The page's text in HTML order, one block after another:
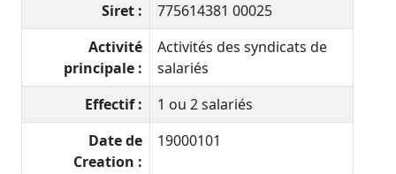
Siret :
775614381 00025
Activité
principale :
Activités des syndicats de
salariés
Effectif :
1 ou 2 salariés
Date de
Creation :
19000101